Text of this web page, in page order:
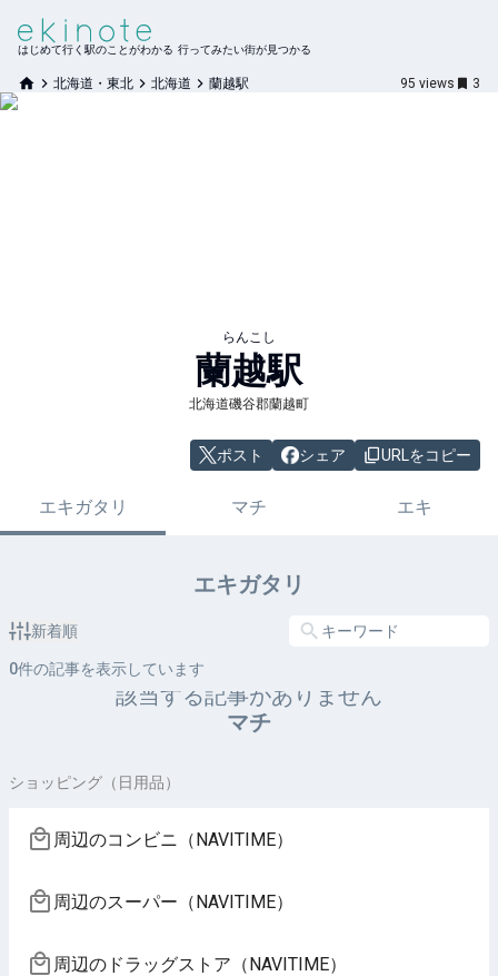
はじめて行く駅のことがわかる 行ってみたい街が見つかる
北海道・東北 北海道 蘭越駅 95 views 3
らんこし
蘭越駅
北海道磯谷郡蘭越町
ポスト シェア URLをコピー
エキガタリ マチ エキ
エキガタリ
新着順
0件の記事を表示しています
該当する記事がありません
マチ
ショッピング（日用品）
周辺のコンビニ（NAVITIME）
周辺のスーパー（NAVITIME）
周辺のドラッグストア（NAVITIME）